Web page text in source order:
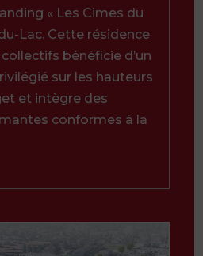
« Les Cimes du
Lac. Cette résidence
bénéficie d’un
sur les hauteurs
et intègre des
conformes à la